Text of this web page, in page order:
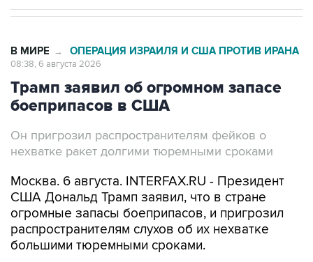
В МИРЕ → ОПЕРАЦИЯ ИЗРАИЛЯ И США ПРОТИВ ИРАНА
08:38, 6 августа 2026
Трамп заявил об огромном запасе
боеприпасов в США
Он пригрозил распространителям фейков о
нехватке ракет долгими тюремными сроками
Москва. 6 августа. INTERFAX.RU - Президент
США Дональд Трамп заявил, что в стране
огромные запасы боеприпасов, и пригрозил
распространителям слухов об их нехватке
большими тюремными сроками.